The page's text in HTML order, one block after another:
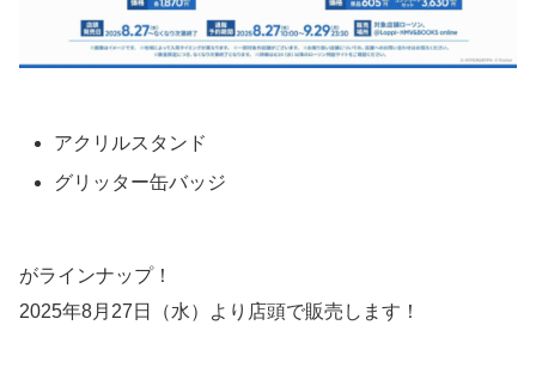
アクリルスタンド
グリッター缶バッジ
がラインナップ！
2025年8月27日（水）より店頭で販売します！